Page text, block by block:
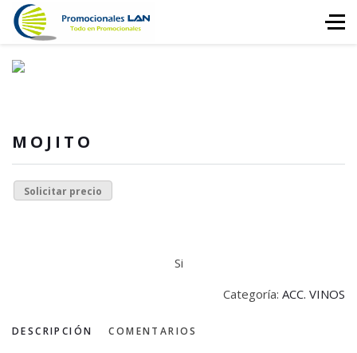
MOJITO
Solicitar precio
Si
Categoría: ACC. VINOS
DESCRIPCIÓN COMENTARIOS